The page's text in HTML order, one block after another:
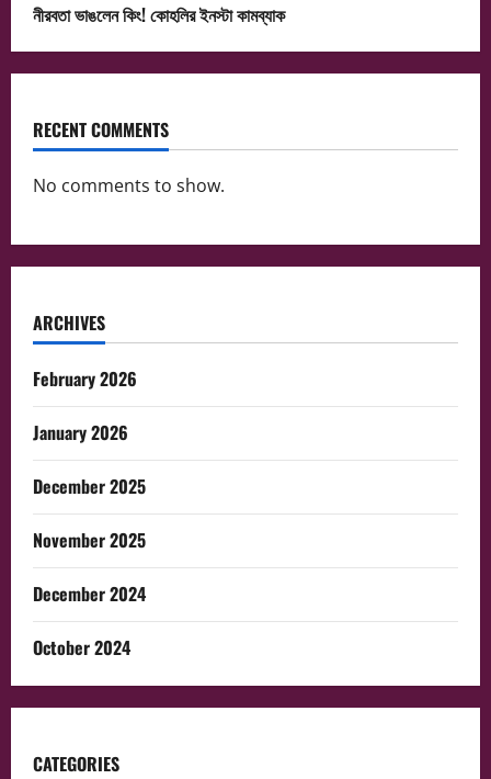
নীরবতা ভাঙলেন কিং! কোহলির ইনস্টা কামব্যাক
RECENT COMMENTS
No comments to show.
ARCHIVES
February 2026
January 2026
December 2025
November 2025
December 2024
October 2024
CATEGORIES